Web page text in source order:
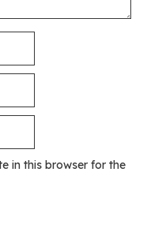
in this browser for the